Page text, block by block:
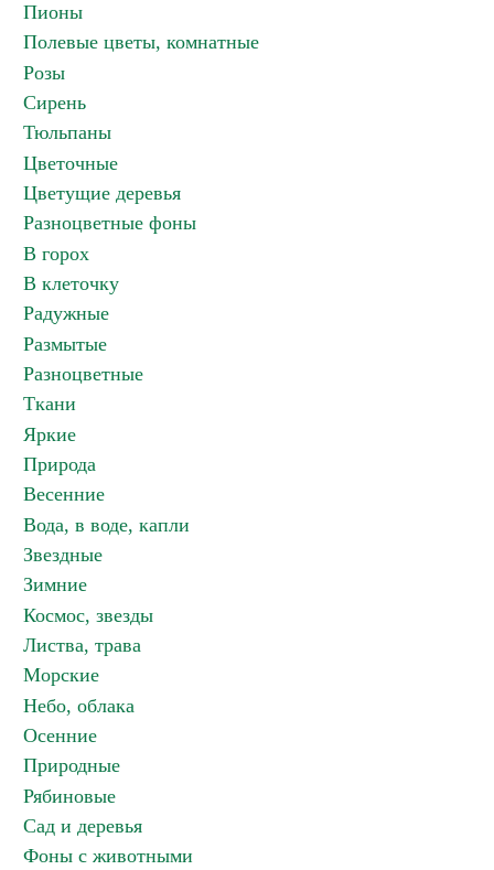
Пионы
Полевые цветы, комнатные
Розы
Сирень
Тюльпаны
Цветочные
Цветущие деревья
Разноцветные фоны
В горох
В клеточку
Радужные
Размытые
Разноцветные
Ткани
Яркие
Природа
Весенние
Вода, в воде, капли
Звездные
Зимние
Космос, звезды
Листва, трава
Морские
Небо, облака
Осенние
Природные
Рябиновые
Сад и деревья
Фоны с животными